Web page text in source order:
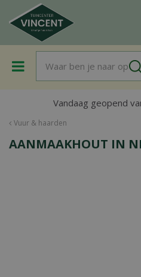
a
Vuur & haarden
Vandaag geopend
AANMAAKHOUT IN